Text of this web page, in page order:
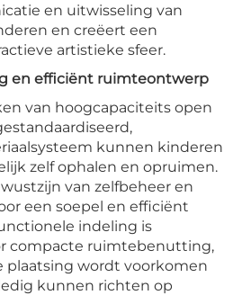
en uitwisseling van
en creëert een
artistieke sfeer.
en efficiënt ruimteontwerp
van hoogcapaciteits open
kunnen kinderen
zelf ophalen en opruimen.
van zelfbeheer en
een soepel en efficiënt
indeling is
compacte ruimtebenutting,
plaatsing wordt voorkomen
kunnen richten op